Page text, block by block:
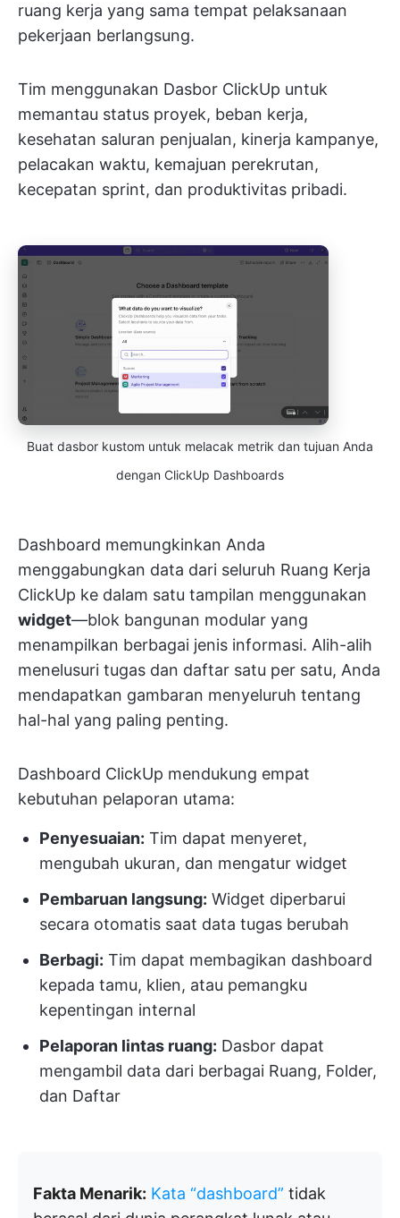
ruang kerja yang sama tempat pelaksanaan
pekerjaan berlangsung.
Tim menggunakan Dasbor ClickUp untuk
memantau status proyek, beban kerja,
kesehatan saluran penjualan, kinerja kampanye,
pelacakan waktu, kemajuan perekrutan,
kecepatan sprint, dan produktivitas pribadi.
Buat dasbor kustom untuk melacak metrik dan tujuan Anda
dengan ClickUp Dashboards
Dashboard memungkinkan Anda
menggabungkan data dari seluruh Ruang Kerja
ClickUp ke dalam satu tampilan menggunakan
widget—blok bangunan modular yang
menampilkan berbagai jenis informasi. Alih-alih
menelusuri tugas dan daftar satu per satu, Anda
mendapatkan gambaran menyeluruh tentang
hal-hal yang paling penting.
Dashboard ClickUp mendukung empat
kebutuhan pelaporan utama:
Penyesuaian: Tim dapat menyeret,
mengubah ukuran, dan mengatur widget
Pembaruan langsung: Widget diperbarui
secara otomatis saat data tugas berubah
Berbagi: Tim dapat membagikan dashboard
kepada tamu, klien, atau pemangku
kepentingan internal
Pelaporan lintas ruang: Dasbor dapat
mengambil data dari berbagai Ruang, Folder,
dan Daftar
Fakta Menarik: Kata “dashboard” tidak